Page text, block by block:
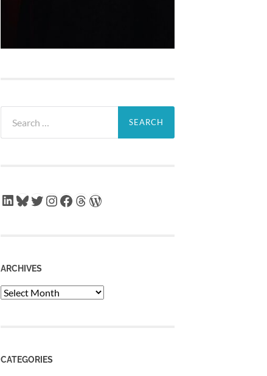
for:
LinkedIn
Bluesky
Twitter
Instagram
Facebook
Threads
WordPress
ARCHIVES
Archives
CATEGORIES